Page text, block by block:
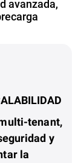
avanzada,
tenant,
y
la